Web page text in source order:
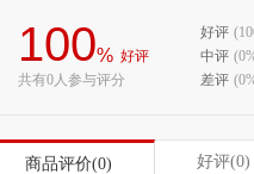
100% 好评
共有0人参与评分
好评
中评
差评
商品评价(0) 好评(0)